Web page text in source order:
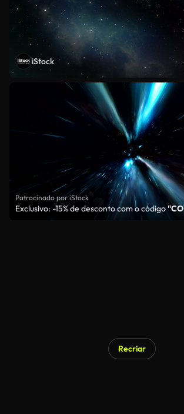
iStock
Patrocinado por iStock
Exclusivo: -15% de desconto com o código
Recriar